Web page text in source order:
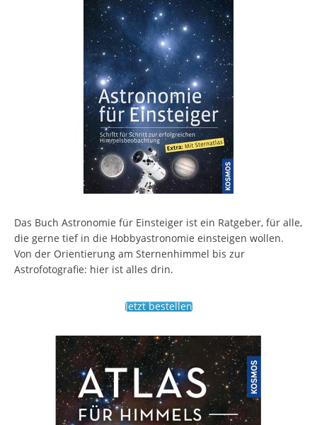
Das Buch Astronomie für Einsteiger ist ein Ratgeber, für alle,
die gerne tief in die Hobbyastronomie einsteigen wollen.
Von der Orientierung am Sternenhimmel bis zur
Astrofotografie: hier ist alles drin.
Jetzt bestellen